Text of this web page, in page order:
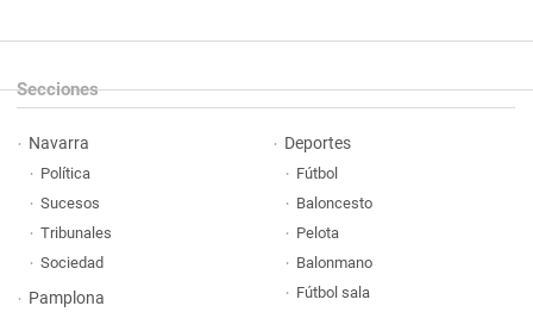
Secciones
Navarra
Política
Sucesos
Tribunales
Sociedad
Pamplona
Deportes
Fútbol
Baloncesto
Pelota
Balonmano
Fútbol sala